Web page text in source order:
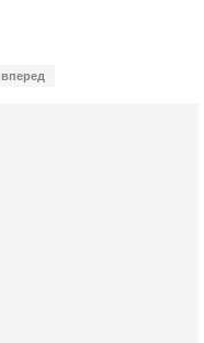
вперед